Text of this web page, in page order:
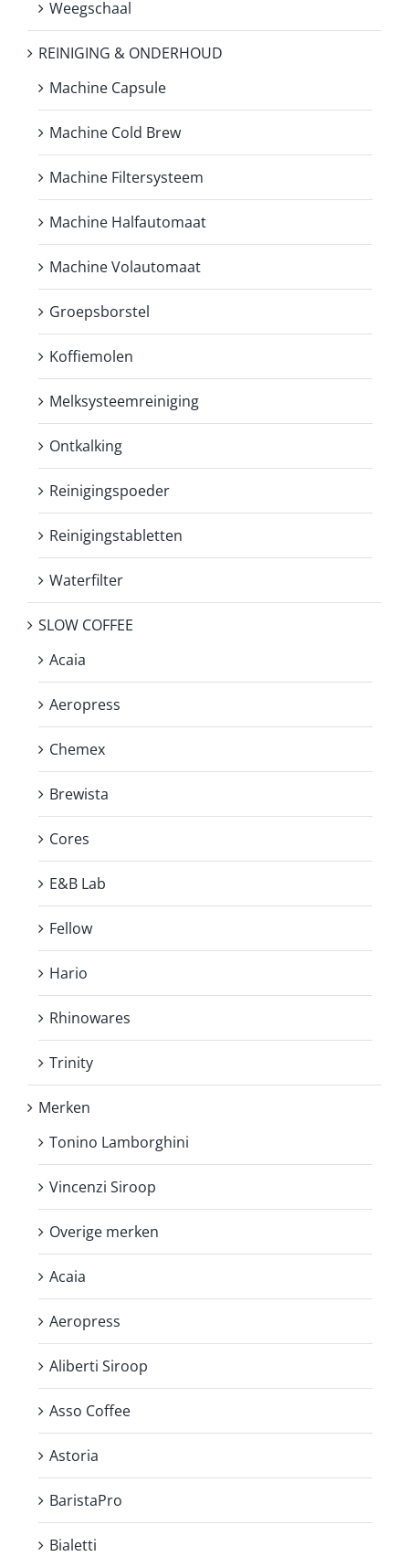
Weegschaal
REINIGING & ONDERHOUD
Machine Capsule
Machine Cold Brew
Machine Filtersysteem
Machine Halfautomaat
Machine Volautomaat
Groepsborstel
Koffiemolen
Melksysteemreiniging
Ontkalking
Reinigingspoeder
Reinigingstabletten
Waterfilter
SLOW COFFEE
Acaia
Aeropress
Chemex
Brewista
Cores
E&B Lab
Fellow
Hario
Rhinowares
Trinity
Merken
Tonino Lamborghini
Vincenzi Siroop
Overige merken
Acaia
Aeropress
Aliberti Siroop
Asso Coffee
Astoria
BaristaPro
Bialetti